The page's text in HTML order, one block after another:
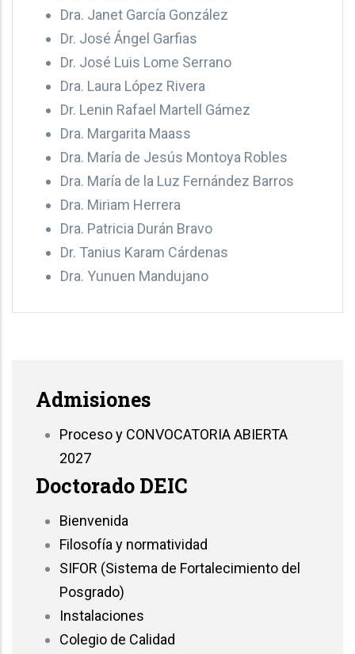
Dra. Janet García González
Dr. José Ángel Garfias
Dr. José Luis Lome Serrano
Dra. Laura López Rivera
Dr. Lenin Rafael Martell Gámez
Dra. Margarita Maass
Dra. María de Jesús Montoya Robles
Dra. María de la Luz Fernández Barros
Dra. Miriam Herrera
Dra. Patricia Durán Bravo
Dr. Tanius Karam Cárdenas
Dra. Yunuen Mandujano
Admisiones
Proceso y CONVOCATORIA ABIERTA
2027
Doctorado DEIC
Bienvenida
Filosofía y normatividad
SIFOR (Sistema de Fortalecimiento del
Posgrado)
Instalaciones
Colegio de Calidad